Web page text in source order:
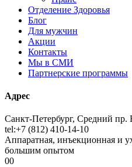
Отделение Здоровья
Блог
Для мужчин
Акции
Контакты
Мы в СМИ
Партнерские программы
Адрес
Санкт-Петербург, Средний
tel:+7 (812) 410-14-10
Аппаратная, инъекционная и
большим опытом
00